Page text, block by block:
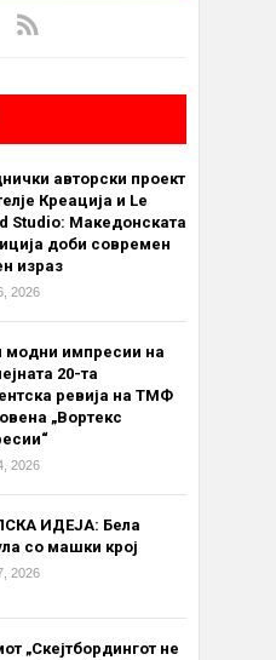
авторски проект
Креација и Le
Studio: Македонската
доби современ
израз
2026
модни импресии на
20-та
ревија на ТМФ
„Вортекс
2026
ИДЕЈА: Бела
со машки крој
2026
„Скејтбордингот не